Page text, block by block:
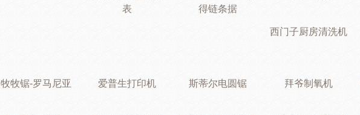
表
得链条据
西门子厨房清洗机
牧牧锯-罗马尼亚 爱普生打印机 斯蒂尔电圆锯 拜爷制氧机